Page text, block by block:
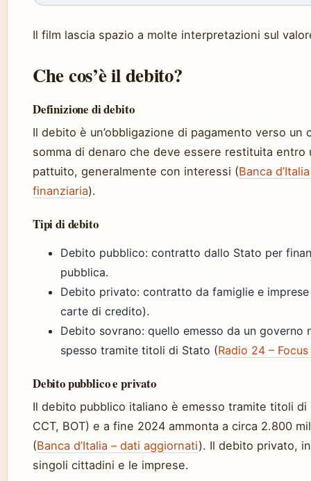
Il film lascia spazio a molte interpretazioni sul
Che cos’è il debito?
Definizione di debito
Il debito è un’obbligazione di pagamento verso un
somma di denaro che deve essere restituita entro
pattuito, generalmente con interessi (Banca
finanziaria).
Tipi di debito
Debito pubblico: contratto dallo Stato per
pubblica.
Debito privato: contratto da famiglie e
carte di credito).
Debito sovrano: quello emesso da un governo
spesso tramite titoli di Stato (Radio 24 –
Debito pubblico e privato
Il debito pubblico italiano è emesso tramite titoli di
CCT, BOT) e a fine 2024 ammonta a circa 2.800
(Banca d’Italia – dati aggiornati). Il debito privato,
singoli cittadini e le imprese.